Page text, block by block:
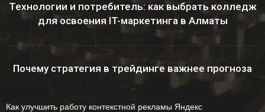
Технологии и потребитель: как выбрать колледж
для освоения IT-маркетинга в Алматы
Почему стратегия в трейдинге важнее прогноза
Как улучшить работу контекстной рекламы Яндекс